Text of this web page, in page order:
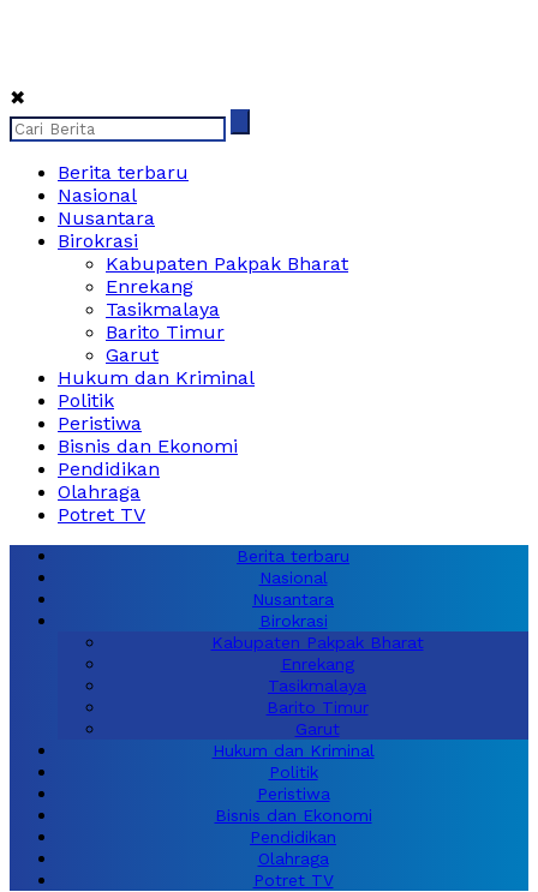
✖
Berita terbaru
Nasional
Nusantara
Birokrasi
Kabupaten Pakpak Bharat
Enrekang
Tasikmalaya
Barito Timur
Garut
Hukum dan Kriminal
Politik
Peristiwa
Bisnis dan Ekonomi
Pendidikan
Olahraga
Potret TV
Berita terbaru
Nasional
Nusantara
Birokrasi
Kabupaten Pakpak Bharat
Enrekang
Tasikmalaya
Barito Timur
Garut
Hukum dan Kriminal
Politik
Peristiwa
Bisnis dan Ekonomi
Pendidikan
Olahraga
Potret TV